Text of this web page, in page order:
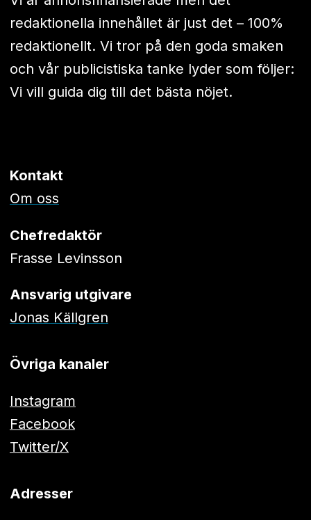
redaktionella innehållet är just det – 100%
redaktionellt. Vi tror på den goda smaken
och vår publicistiska tanke lyder som följer:
Vi vill guida dig till det bästa nöjet.
Kontakt
Om oss
Chefredaktör
Frasse Levinsson
Ansvarig utgivare
Jonas Källgren
Övriga kanaler
Instagram
Facebook
Twitter/X
Adresser